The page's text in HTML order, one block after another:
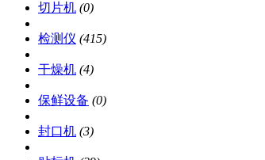
切片机 (0)
检测仪 (415)
干燥机 (4)
保鲜设备 (0)
封口机 (3)